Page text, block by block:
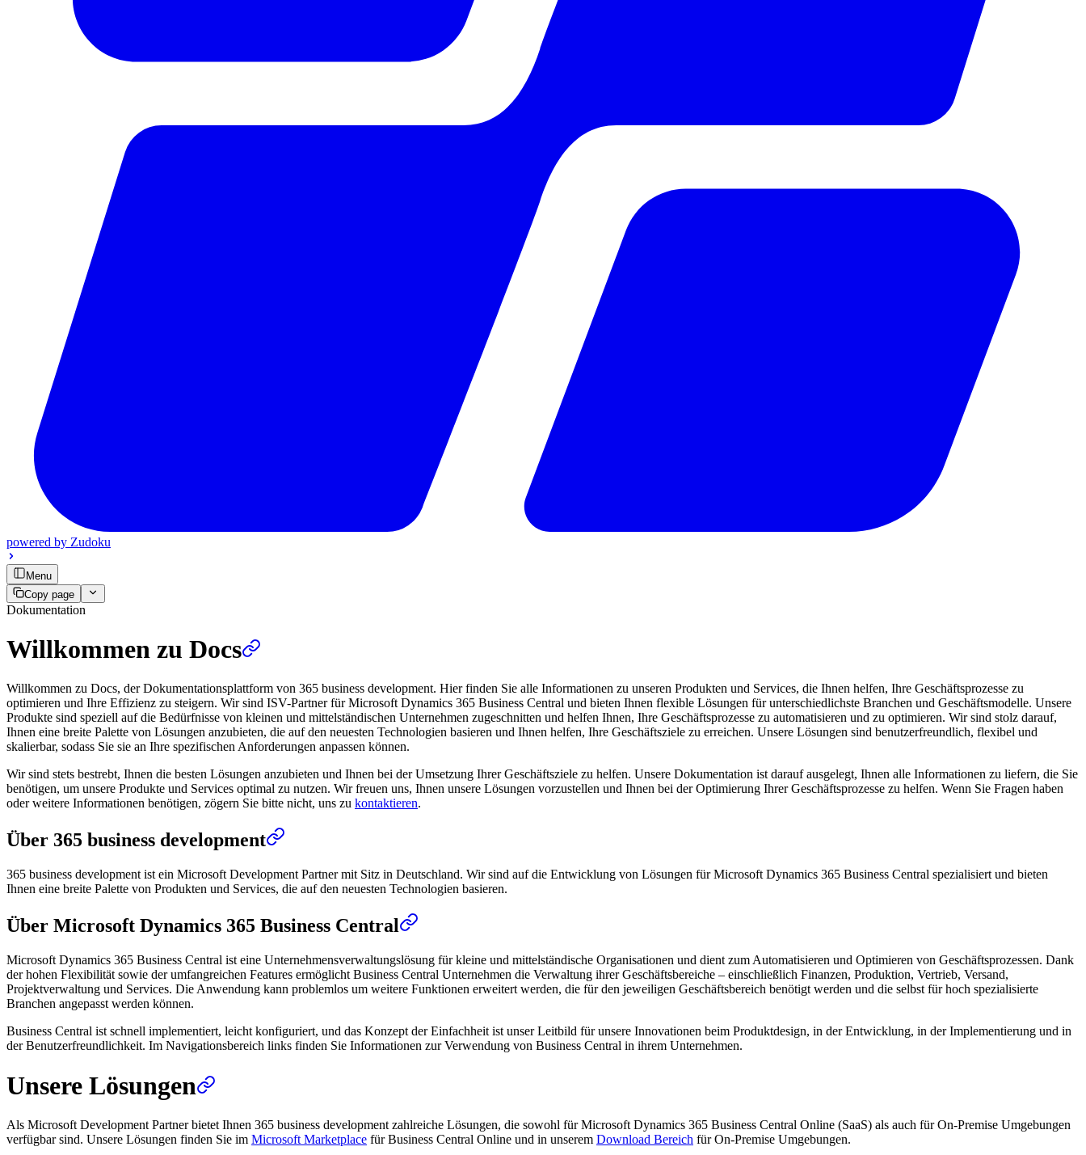
powered by Zudoku
Menu
Copy page
Dokumentation
Willkommen zu Docs
Willkommen zu Docs, der Dokumentationsplattform von 365 business development. Hier finden Sie alle Informationen zu unseren Produkten und Services, die Ihnen helfen, Ihre Geschäftsprozesse zu
optimieren und Ihre Effizienz zu steigern. Wir sind ISV-Partner für Microsoft Dynamics 365 Business Central und bieten Ihnen flexible Lösungen für unterschiedlichste Branchen und Geschäftsmodelle. Unsere
Produkte sind speziell auf die Bedürfnisse von kleinen und mittelständischen Unternehmen zugeschnitten und helfen Ihnen, Ihre Geschäftsprozesse zu automatisieren und zu optimieren. Wir sind stolz darauf,
Ihnen eine breite Palette von Lösungen anzubieten, die auf den neuesten Technologien basieren und Ihnen helfen, Ihre Geschäftsziele zu erreichen. Unsere Lösungen sind benutzerfreundlich, flexibel und
skalierbar, sodass Sie sie an Ihre spezifischen Anforderungen anpassen können.
Wir sind stets bestrebt, Ihnen die besten Lösungen anzubieten und Ihnen bei der Umsetzung Ihrer Geschäftsziele zu helfen. Unsere Dokumentation ist darauf ausgelegt, Ihnen alle Informationen zu liefern, die Sie
benötigen, um unsere Produkte und Services optimal zu nutzen. Wir freuen uns, Ihnen unsere Lösungen vorzustellen und Ihnen bei der Optimierung Ihrer Geschäftsprozesse zu helfen. Wenn Sie Fragen haben
oder weitere Informationen benötigen, zögern Sie bitte nicht, uns zu kontaktieren.
Über 365 business development
365 business development ist ein Microsoft Development Partner mit Sitz in Deutschland. Wir sind auf die Entwicklung von Lösungen für Microsoft Dynamics 365 Business Central spezialisiert und bieten
Ihnen eine breite Palette von Produkten und Services, die auf den neuesten Technologien basieren.
Über Microsoft Dynamics 365 Business Central
Microsoft Dynamics 365 Business Central ist eine Unternehmensverwaltungslösung für kleine und mittelständische Organisationen und dient zum Automatisieren und Optimieren von Geschäftsprozessen. Dank
der hohen Flexibilität sowie der umfangreichen Features ermöglicht Business Central Unternehmen die Verwaltung ihrer Geschäftsbereiche – einschließlich Finanzen, Produktion, Vertrieb, Versand,
Projektverwaltung und Services. Die Anwendung kann problemlos um weitere Funktionen erweitert werden, die für den jeweiligen Geschäftsbereich benötigt werden und die selbst für hoch spezialisierte
Branchen angepasst werden können.
Business Central ist schnell implementiert, leicht konfiguriert, und das Konzept der Einfachheit ist unser Leitbild für unsere Innovationen beim Produktdesign, in der Entwicklung, in der Implementierung und in
der Benutzerfreundlichkeit. Im Navigationsbereich links finden Sie Informationen zur Verwendung von Business Central in ihrem Unternehmen.
Unsere Lösungen
Als Microsoft Development Partner bietet Ihnen 365 business development zahlreiche Lösungen, die sowohl für Microsoft Dynamics 365 Business Central Online (SaaS) als auch für On-Premise Umgebungen
verfügbar sind. Unsere Lösungen finden Sie im Microsoft Marketplace für Business Central Online und in unserem Download Bereich für On-Premise Umgebungen.